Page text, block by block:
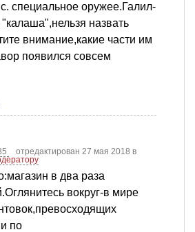
специальное оружее.Галил-
назвать
внимание,какие части им
появился совсем
отредактирован 27 мая 2018 в
в два раза
вокруг-в мире
по